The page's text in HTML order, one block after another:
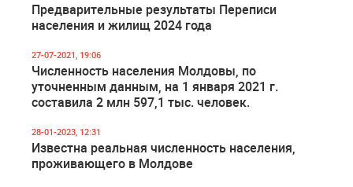
Предварительные результаты Переписи
населения и жилищ 2024 года
27-07-2021, 19:06
Численность населения Молдовы, по
уточненным данным, на 1 января 2021 г.
составила 2 млн 597,1 тыс. человек.
28-01-2023, 12:31
Известна реальная численность населения,
проживающего в Молдове